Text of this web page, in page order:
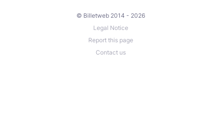
© Billetweb 2014 - 2026
Legal Notice
Report this page
Contact us